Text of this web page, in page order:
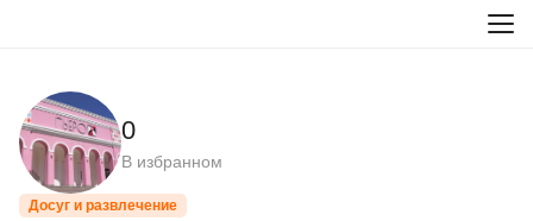
0
В избранном
Досуг и развлечение